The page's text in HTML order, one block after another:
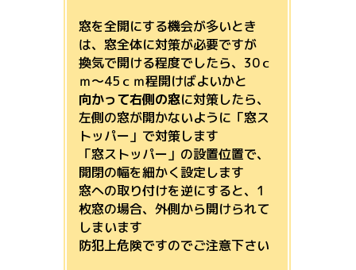
窓を全開にする機会が多いとき
は、窓全体に対策が必要ですが
換気で開ける程度でしたら、30ｃ
ｍ～45ｃｍ程開けばよいかと
向かって右側の窓に対策したら、
左側の窓が開かないように「窓ス
トッパー」で対策します
「窓ストッパー」の設置位置で、
開閉の幅を細かく設定します
窓への取り付けを逆にすると、1
枚窓の場合、外側から開けられて
しまいます
防犯上危険ですのでご注意下さい